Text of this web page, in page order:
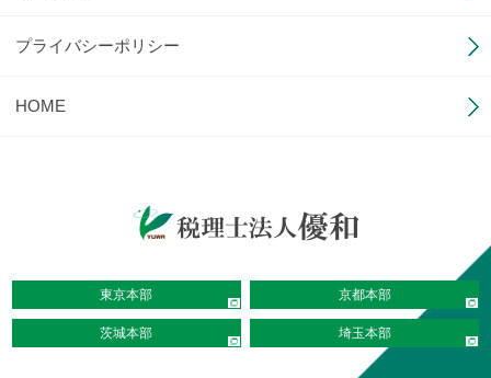
プライバシーポリシー
HOME
東京本部 京都本部
茨城本部 埼玉本部